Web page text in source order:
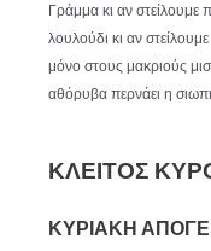
Γράμμα κι αν στείλουμε
λουλούδι κι αν
μόνο στους μακριούς
αθόρυβα περνάει η
ΚΛΕΙΤΟΣ
ΚΥΡΙΑΚΗ